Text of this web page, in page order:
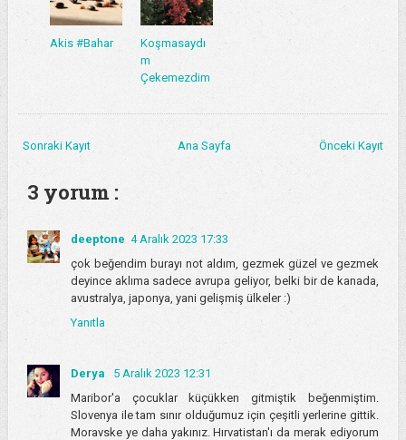
Akis #Bahar
Koşmasaydı
m
Çekemezdim
Sonraki Kayıt Önceki Kayıt
Ana Sayfa
3 yorum :
deeptone 4 Aralık 2023 17:33
çok beğendim burayı not aldım, gezmek güzel ve gezmek
deyince aklıma sadece avrupa geliyor, belki bir de kanada,
avustralya, japonya, yani gelişmiş ülkeler :)
Yanıtla
Derya
5 Aralık 2023 12:31
Maribor'a çocuklar küçükken gitmiştik beğenmiştim.
Slovenya ile tam sınır olduğumuz için çeşitli yerlerine gittik.
Moravske ye daha yakınız. Hırvatistan'ı da merak ediyorum